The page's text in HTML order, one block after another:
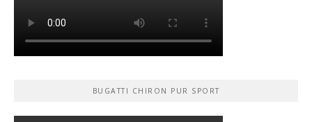
BUGATTI CHIRON PUR SPORT